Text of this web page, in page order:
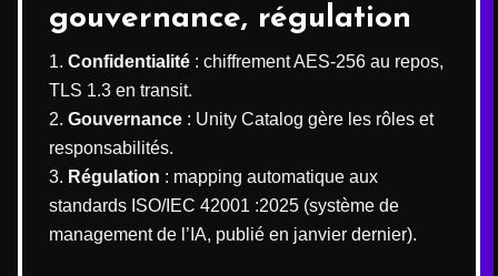
gouvernance, régulation
Confidentialité : chiffrement AES-256 au repos,
TLS 1.3 en transit.
Gouvernance : Unity Catalog gère les rôles et
responsabilités.
Régulation : mapping automatique aux
standards ISO/IEC 42001 :2025 (système de
management de l’IA, publié en janvier dernier).